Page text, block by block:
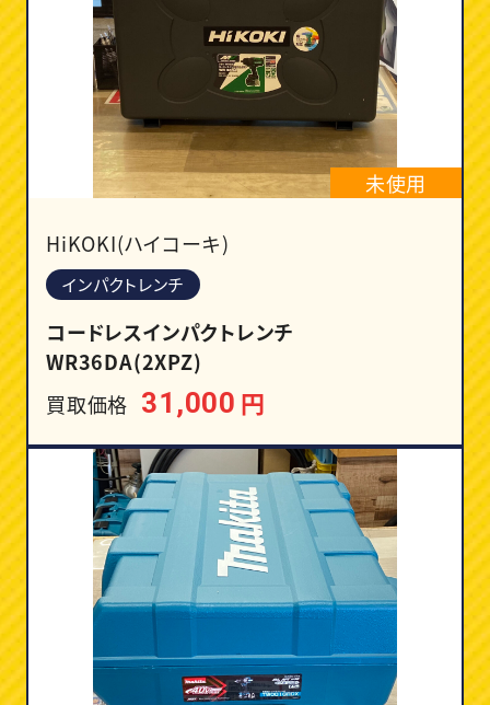
未使用
HiKOKI(ハイコーキ)
インパクトレンチ
コードレスインパクトレンチ
WR36DA(2XPZ)
買取価格 31,000 円